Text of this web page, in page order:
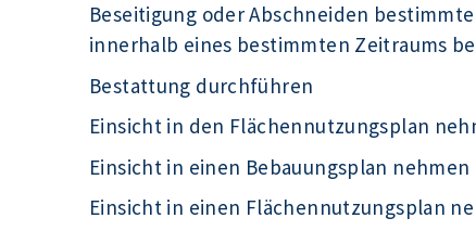
Beseitigung oder Abschneiden
innerhalb eines bestimmten Zeitraums
Bestattung durchführen
Einsicht in den Flächennutzungsplan
Einsicht in einen Bebauungsplan nehmen
Einsicht in einen Flächennutzungsplan